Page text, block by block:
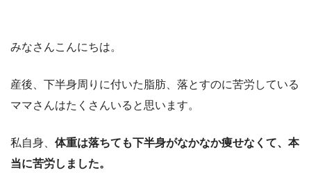
みなさんこんにちは。
産後、下半身周りに付いた脂肪、落とすのに苦労している
ママさんはたくさんいると思います。
私自身、 体重は落ちても下半身がなかなか痩せなくて、本
当に苦労しました。